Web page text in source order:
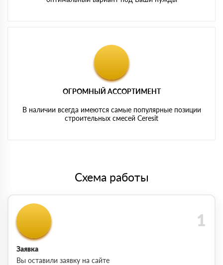
ОГРОМНЫЙ АССОРТИМЕНТ
В наличии всегда имеются самые популярные позиции
строительных смесей Ceresit
Схема работы
Заявка
Вы оставили заявку на сайте